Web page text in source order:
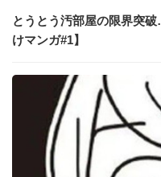
とうとう汚部屋の限界突
けマンガ#1】